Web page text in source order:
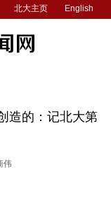
北大主页 English
造的：记北大第
伟